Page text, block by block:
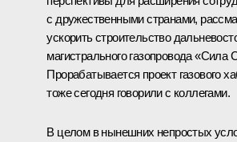
с дружественными странами,
ускорить строительство
магистрального газопровода «Сила
Прорабатывается проект газового
тоже сегодня говорили с коллегами.
В целом в нынешних непростых